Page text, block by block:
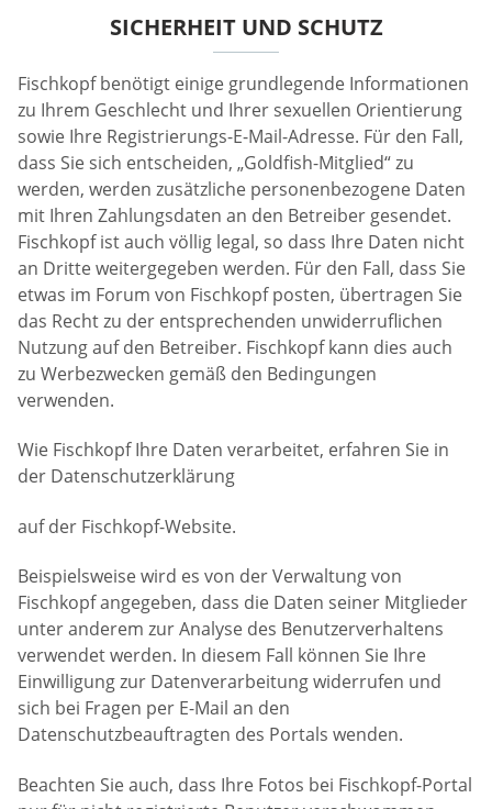
SICHERHEIT UND SCHUTZ
Fischkopf benötigt einige grundlegende Informationen
zu Ihrem Geschlecht und Ihrer sexuellen Orientierung
sowie Ihre Registrierungs-E-Mail-Adresse. Für den Fall,
dass Sie sich entscheiden, „Goldfish-Mitglied“ zu
werden, werden zusätzliche personenbezogene Daten
mit Ihren Zahlungsdaten an den Betreiber gesendet.
Fischkopf ist auch völlig legal, so dass Ihre Daten nicht
an Dritte weitergegeben werden. Für den Fall, dass Sie
etwas im Forum von Fischkopf posten, übertragen Sie
das Recht zu der entsprechenden unwiderruflichen
Nutzung auf den Betreiber. Fischkopf kann dies auch
zu Werbezwecken gemäß den Bedingungen
verwenden.
Wie Fischkopf Ihre Daten verarbeitet, erfahren Sie in
der Datenschutzerklärung
auf der Fischkopf-Website.
Beispielsweise wird es von der Verwaltung von
Fischkopf angegeben, dass die Daten seiner Mitglieder
unter anderem zur Analyse des Benutzerverhaltens
verwendet werden. In diesem Fall können Sie Ihre
Einwilligung zur Datenverarbeitung widerrufen und
sich bei Fragen per E-Mail an den
Datenschutzbeauftragten des Portals wenden.
Beachten Sie auch, dass Ihre Fotos bei Fischkopf-Portal